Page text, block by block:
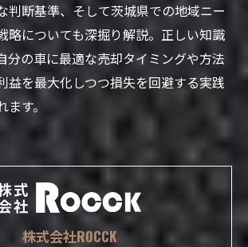
判断基準、そして茨城県での地域ニー
略についても深掘り解説。正しい知識
分の車に最適な売却タイミングや方法
益を最大化しつつ損失を回避する実践
ます。
株式会社ROCCK